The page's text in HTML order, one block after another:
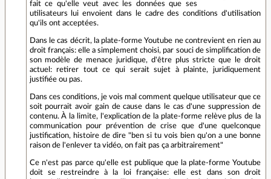
fait ce qu'elle veut avec les données que ses
utilisateurs lui envoient dans le cadre des conditions d'utilisation
qu'ils ont acceptées.
Dans le cas décrit, la plate-forme Youtube ne contrevient en rien au
droit français: elle a simplement choisi, par souci de simplification de
son modèle de menace juridique, d'être plus stricte que le droit
actuel: retirer tout ce qui serait sujet à plainte, juridiquement
justifiée ou pas.
Dans ces conditions, je vois mal comment quelque utilisateur que ce
soit pourrait avoir gain de cause dans le cas d'une suppression de
contenu. À la limite, l'explication de la plate-forme relève plus de la
communication pour prévention de crise que d'une quelconque
justification, histoire de dire "ben si tu vois bien qu'on a une bonne
raison de l'enlever ta vidéo, on fait pas ça arbitrairement"
Ce n'est pas parce qu'elle est publique que la plate-forme Youtube
doit se restreindre à la loi française: elle est dans son droit